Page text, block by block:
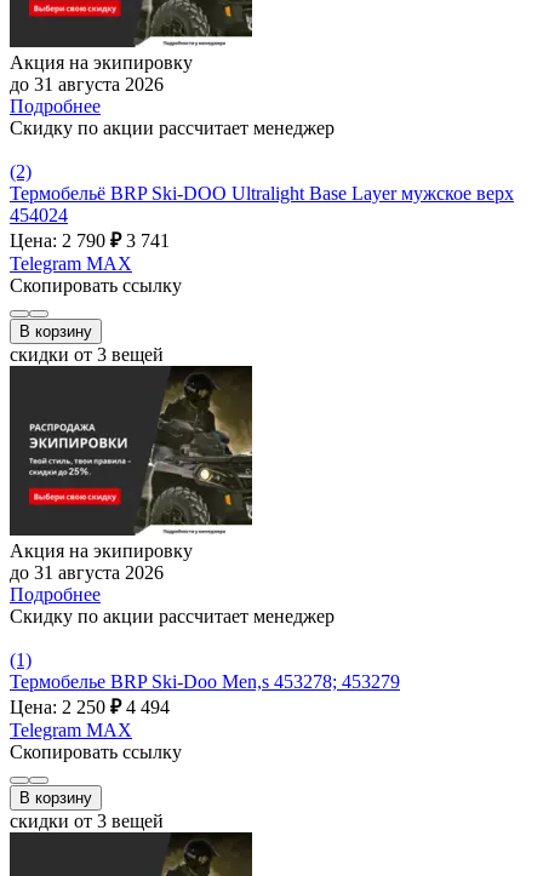
Акция на экипировку
до 31 августа 2026
Подробнее
Скидку по акции рассчитает менеджер
(2)
Термобельё BRP Ski-DOO Ultralight Base Layer мужское верх
454024
Цена: 2 790 ₽ 3 741
Telegram MAX
Скопировать ссылку
В корзину
скидки от 3 вещей
Акция на экипировку
до 31 августа 2026
Подробнее
Скидку по акции рассчитает менеджер
(1)
Термобелье BRP Ski-Doo Men,s 453278; 453279
Цена: 2 250 ₽ 4 494
Telegram MAX
Скопировать ссылку
В корзину
скидки от 3 вещей